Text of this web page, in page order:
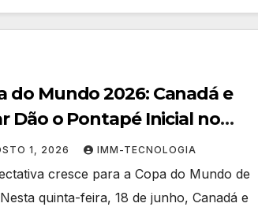
do Mundo 2026: Canadá e
Dão o Pontapé Inicial no
B – Guia Completo do Jogo
1, 2026 IMM-TECNOLOGIA
cresce para a Copa do Mundo de
quinta-feira, 18 de junho, Canadá e